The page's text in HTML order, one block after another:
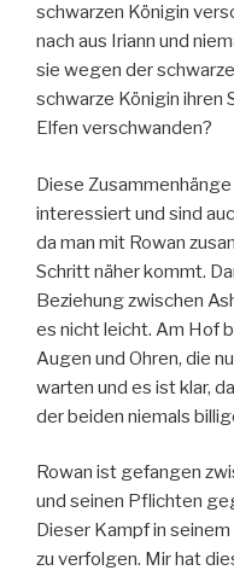
schwarzen Königin
nach aus Iriann und
sie wegen der
schwarze Königin ihren
Elfen verschwanden?
Diese
interessiert und sind
da man mit Rowan
Schritt näher kommt.
Beziehung zwischen
es nicht leicht. Am Hof
Augen und Ohren, die
warten und es ist klar,
der beiden niemals
Rowan ist gefangen
und seinen Pflichten
Dieser Kampf in
zu verfolgen. Mir hat